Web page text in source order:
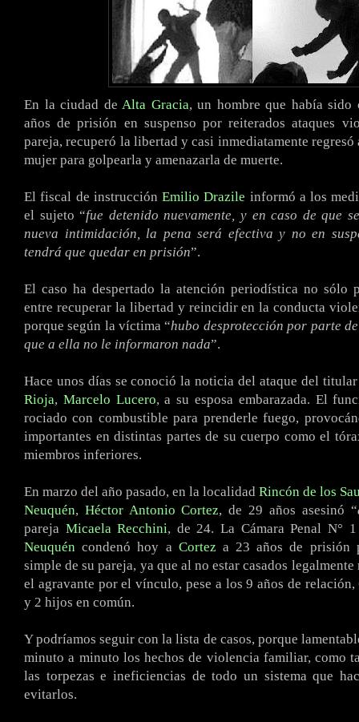
En la ciudad deAlta Gracia, un hombre que había sido
años de prisión en suspenso por reiterados ataques
pareja, recuperó la libertad y casi inmediatamente
mujer para golpearla y amenazarla de muerte.
El fiscal de instrucción Emilio Drazile informó a los
el sujeto “fue detenido nuevamente, y en caso de que
nueva intimidación, la pena será efectiva y no en
tendrá que quedar en prisión”.
El caso ha despertado la atención periodística no sólo
entre recuperar la libertad y reincidir en la conducta
porque según la víctima “hubo desprotección por parte
que a ella no le informaron nada”.
Hace unos días se conoció la noticia del ataque del
Rioja, Marcelo Lucero, a su esposa embarazada. El
rociado con combustible para prenderle fuego,
importantes en distintas partes de su cuerpo como el
miembros inferiores.
En marzo del año pasado, en la localidad Rincón de los
Neuquén, Héctor Antonio Cortez, de 29 años asesinó “
pareja Micaela Recchini, de 24. La Cámara Penal N°
Neuquén condenó hoy a Cortez a 23 años de prisión
simple de su pareja, ya que al no estar casados
el agravante por el vínculo, pese a los 9 años de
y 2 hijos en común.
Y podríamos seguir con la lista de casos, porque
minuto a minuto los hechos de violencia familiar, como
las torpezas e ineficiencias de todo un sistema que
evitarlos.